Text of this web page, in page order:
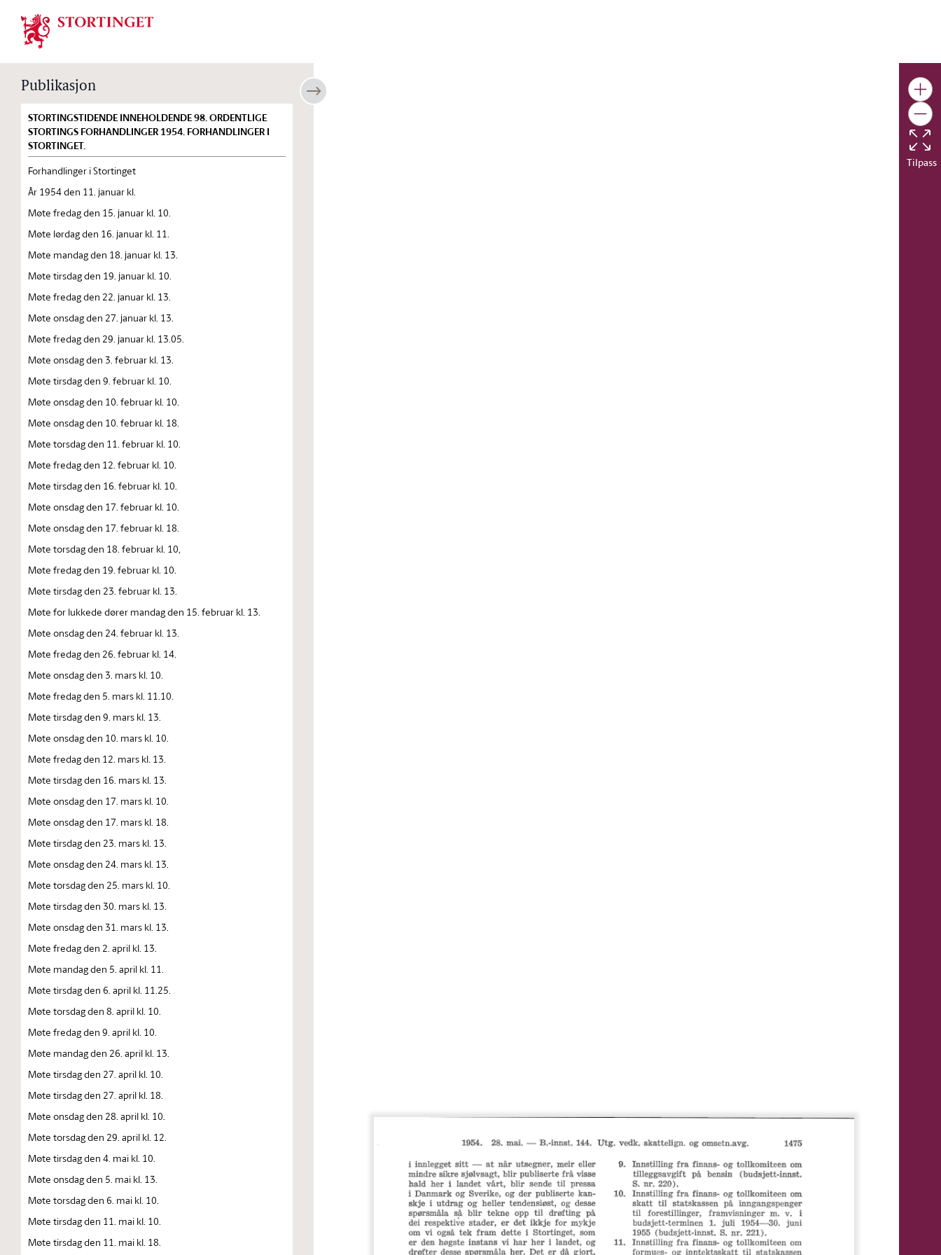
Stortinget.no
Publikasjon
STORTINGSTIDENDE INNEHOLDENDE 98. ORDENTLIGE
STORTINGS FORHANDLINGER 1954. FORHANDLINGER I
STORTINGET.
Forhandlinger i Stortinget
År 1954 den 11. januar kl.
Møte fredag den 15. januar kl. 10.
Møte lørdag den 16. januar kl. 11.
Møte mandag den 18. januar kl. 13.
Møte tirsdag den 19. januar kl. 10.
Møte fredag den 22. januar kl. 13.
Møte onsdag den 27. januar kl. 13.
Møte fredag den 29. januar kl. 13.05.
Møte onsdag den 3. februar kl. 13.
Møte tirsdag den 9. februar kl. 10.
Møte onsdag den 10. februar kl. 10.
Møte onsdag den 10. februar kl. 18.
Møte torsdag den 11. februar kl. 10.
Møte fredag den 12. februar kl. 10.
Møte tirsdag den 16. februar kl. 10.
Møte onsdag den 17. februar kl. 10.
Møte onsdag den 17. februar kl. 18.
Møte torsdag den 18. februar kl. 10,
Møte fredag den 19. februar kl. 10.
Møte tirsdag den 23. februar kl. 13.
Møte for lukkede dører mandag den 15. februar kl. 13.
Møte onsdag den 24. februar kl. 13.
Møte fredag den 26. februar kl. 14.
Møte onsdag den 3. mars kl. 10.
Møte fredag den 5. mars kl. 11.10.
Møte tirsdag den 9. mars kl. 13.
Møte onsdag den 10. mars kl. 10.
Møte fredag den 12. mars kl. 13.
Møte tirsdag den 16. mars kl. 13.
Møte onsdag den 17. mars kl. 10.
Møte onsdag den 17. mars kl. 18.
Møte tirsdag den 23. mars kl. 13.
Møte onsdag den 24. mars kl. 13.
Møte torsdag den 25. mars kl. 10.
Møte tirsdag den 30. mars kl. 13.
Møte onsdag den 31. mars kl. 13.
Møte fredag den 2. april kl. 13.
Møte mandag den 5. april kl. 11.
Møte tirsdag den 6. april kl. 11.25.
Møte torsdag den 8. april kl. 10.
Møte fredag den 9. april kl. 10.
Møte mandag den 26. april kl. 13.
Møte tirsdag den 27. april kl. 10.
Møte tirsdag den 27. april kl. 18.
Møte onsdag den 28. april kl. 10.
Møte torsdag den 29. april kl. 12.
Møte tirsdag den 4. mai kl. 10.
Møte onsdag den 5. mai kl. 13.
Møte torsdag den 6. mai kl. 10.
Møte tirsdag den 11. mai kl. 10.
Møte tirsdag den 11. mai kl. 18.